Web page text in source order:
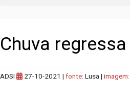
Chuva
ADSI 27-10-2021 | fonte: Lusa | imagem: